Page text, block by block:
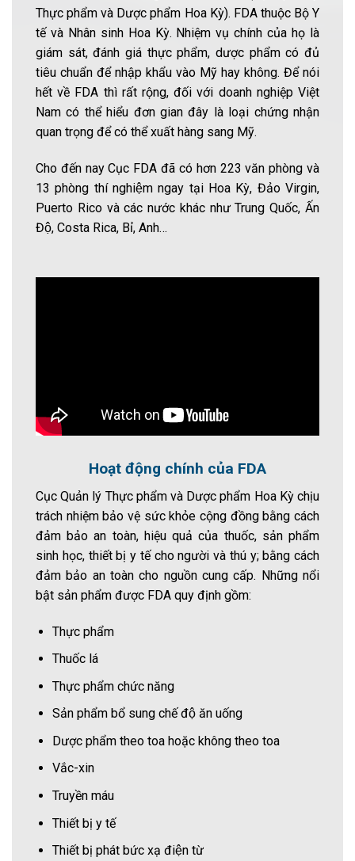
Thực phẩm và Dược phẩm Hoa Kỳ). FDA thuộc Bộ Y
tế và Nhân sinh Hoa Kỳ. Nhiệm vụ chính của họ là
giám sát, đánh giá thực phẩm, dược phẩm có đủ
tiêu chuẩn để nhập khẩu vào Mỹ hay không. Để nói
hết về FDA thì rất rộng, đối với doanh nghiệp Việt
Nam có thể hiểu đơn gian đây là loại chứng nhận
quan trọng để có thể xuất hàng sang Mỹ.
Cho đến nay Cục FDA đã có hơn 223 văn phòng và
13 phòng thí nghiệm ngay tại Hoa Kỳ, Đảo Virgin,
Puerto Rico và các nước khác như Trung Quốc, Ấn
Độ, Costa Rica, Bỉ, Anh…
Hoạt động chính của FDA
Cục Quản lý Thực phẩm và Dược phẩm Hoa Kỳ chịu
trách nhiệm bảo vệ sức khỏe cộng đồng bằng cách
đảm bảo an toàn, hiệu quả của thuốc, sản phẩm
sinh học, thiết bị y tế cho người và thú y; bằng cách
đảm bảo an toàn cho nguồn cung cấp. Những nổi
bật sản phẩm được FDA quy định gồm:
Thực phẩm
Thuốc lá
Thực phẩm chức năng
Sản phẩm bổ sung chế độ ăn uống
Dược phẩm theo toa hoặc không theo toa
Vắc-xin
Truyền máu
Thiết bị y tế
Thiết bị phát bức xạ điện từ